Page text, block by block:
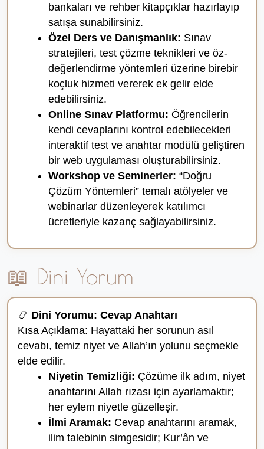
bankaları ve rehber kitapçıklar hazırlayıp
satışa sunabilirsiniz.
Özel Ders ve Danışmanlık: Sınav
stratejileri, test çözme teknikleri ve öz-
değerlendirme yöntemleri üzerine birebir
koçluk hizmeti vererek ek gelir elde
edebilirsiniz.
Online Sınav Platformu: Öğrencilerin
kendi cevaplarını kontrol edebilecekleri
interaktif test ve anahtar modülü geliştiren
bir web uygulaması oluşturabilirsiniz.
Workshop ve Seminerler: “Doğru
Çözüm Yöntemleri” temalı atölyeler ve
webinarlar düzenleyerek katılımcı
ücretleriyle kazanç sağlayabilirsiniz.
📖 Dini Yorum
📿 Dini Yorumu: Cevap Anahtarı
Kısa Açıklama: Hayattaki her sorunun asıl
cevabı, temiz niyet ve Allah’ın yolunu seçmekle
elde edilir.
Niyetin Temizliği: Çözüme ilk adım, niyet
anahtarını Allah rızası için ayarlamaktır;
her eylem niyetle güzelleşir.
İlmi Aramak: Cevap anahtarını aramak,
ilim talebinin simgesidir; Kur’ân ve